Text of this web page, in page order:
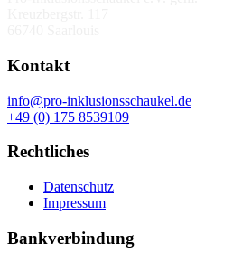
Kontakt
info@pro-inklusionsschaukel.de
+49 (0) 175 8539109
Rechtliches
Datenschutz
Impressum
Bankverbindung